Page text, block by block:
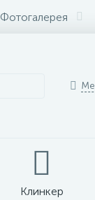
Фотогалерея
Клинкер